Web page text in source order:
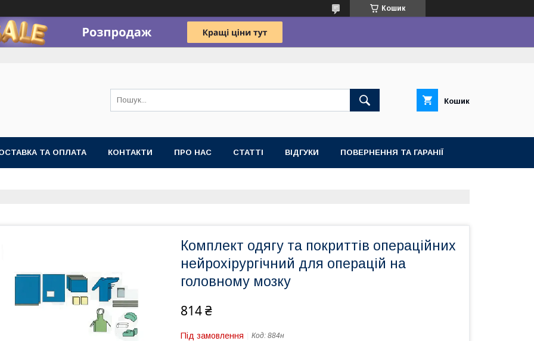
Кошик
Кошик
ТА ОПЛАТА КОНТАКТИ ПРО НАС СТАТТІ ВІДГУКИ ПОВЕРНЕННЯ ТА ГАРАНІЇ
Комплект одягу та покриттів операційних
нейрохірургічний для операцій на
головному мозку
814 ₴
Під замовлення Код: 884н